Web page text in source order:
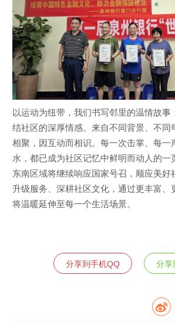
以运动为纽带，我们书写邻里的温情故事
结社区的深厚情感。来自不同背景、不同
相聚，因互动而相识。每一次击掌、每一
水，都已成为社区记忆中鲜明而动人的一
东南区域将继续响应国家号召，顺应美好
升级服务、深耕社区文化，通过更丰富、
将温暖延伸至每一个生活场景。
分享到手机QQ 分享